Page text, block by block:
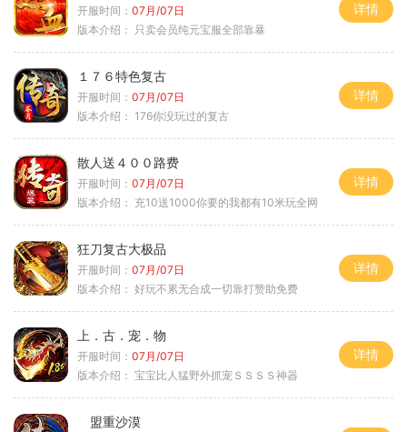
开服时间： 07月/07日
版本介绍： 只卖会员纯元宝服全部靠暴
详情
１７６特色复古
开服时间： 07月/07日
版本介绍： 176你没玩过的复古
详情
散人送４００路费
开服时间： 07月/07日
版本介绍： 充10送1000你要的我都有10米玩全网
详情
狂刀复古大极品
开服时间： 07月/07日
版本介绍： 好玩不累无合成一切靠打赞助免费
详情
上．古．宠．物
开服时间： 07月/07日
版本介绍： 宝宝比人猛野外抓宠ＳＳＳＳ神器
详情
盟重沙漠